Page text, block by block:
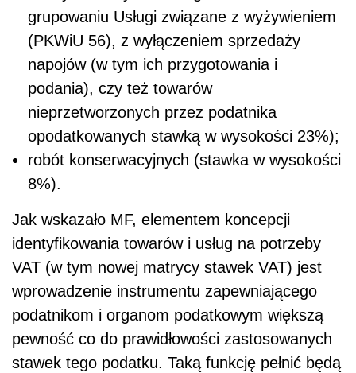
grupowaniu Usługi związane z wyżywieniem
(PKWiU 56), z wyłączeniem sprzedaży
napojów (w tym ich przygotowania i
podania), czy też towarów
nieprzetworzonych przez podatnika
opodatkowanych stawką w wysokości 23%);
robót konserwacyjnych (stawka w wysokości
8%).
Jak wskazało MF, elementem koncepcji
identyfikowania towarów i usług na potrzeby
VAT (w tym nowej matrycy stawek VAT) jest
wprowadzenie instrumentu zapewniającego
podatnikom i organom podatkowym większą
pewność co do prawidłowości zastosowanych
stawek tego podatku. Taką funkcję pełnić będą